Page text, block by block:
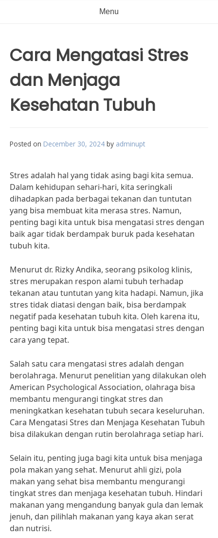
Menu
Cara Mengatasi Stres
dan Menjaga
Kesehatan Tubuh
Posted on December 30, 2024 by adminupt
Stres adalah hal yang tidak asing bagi kita semua.
Dalam kehidupan sehari-hari, kita seringkali
dihadapkan pada berbagai tekanan dan tuntutan
yang bisa membuat kita merasa stres. Namun,
penting bagi kita untuk bisa mengatasi stres dengan
baik agar tidak berdampak buruk pada kesehatan
tubuh kita.
Menurut dr. Rizky Andika, seorang psikolog klinis,
stres merupakan respon alami tubuh terhadap
tekanan atau tuntutan yang kita hadapi. Namun, jika
stres tidak diatasi dengan baik, bisa berdampak
negatif pada kesehatan tubuh kita. Oleh karena itu,
penting bagi kita untuk bisa mengatasi stres dengan
cara yang tepat.
Salah satu cara mengatasi stres adalah dengan
berolahraga. Menurut penelitian yang dilakukan oleh
American Psychological Association, olahraga bisa
membantu mengurangi tingkat stres dan
meningkatkan kesehatan tubuh secara keseluruhan.
Cara Mengatasi Stres dan Menjaga Kesehatan Tubuh
bisa dilakukan dengan rutin berolahraga setiap hari.
Selain itu, penting juga bagi kita untuk bisa menjaga
pola makan yang sehat. Menurut ahli gizi, pola
makan yang sehat bisa membantu mengurangi
tingkat stres dan menjaga kesehatan tubuh. Hindari
makanan yang mengandung banyak gula dan lemak
jenuh, dan pilihlah makanan yang kaya akan serat
dan nutrisi.